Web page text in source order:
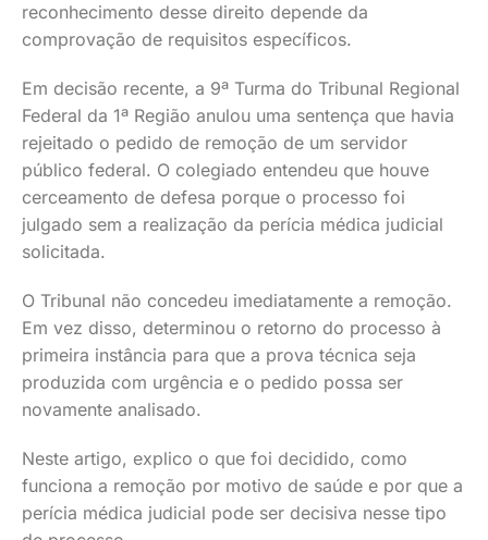
reconhecimento desse direito depende da
comprovação de requisitos específicos.
Em decisão recente, a 9ª Turma do Tribunal Regional
Federal da 1ª Região anulou uma sentença que havia
rejeitado o pedido de remoção de um servidor
público federal. O colegiado entendeu que houve
cerceamento de defesa porque o processo foi
julgado sem a realização da perícia médica judicial
solicitada.
O Tribunal não concedeu imediatamente a remoção.
Em vez disso, determinou o retorno do processo à
primeira instância para que a prova técnica seja
produzida com urgência e o pedido possa ser
novamente analisado.
Neste artigo, explico o que foi decidido, como
funciona a remoção por motivo de saúde e por que a
perícia médica judicial pode ser decisiva nesse tipo